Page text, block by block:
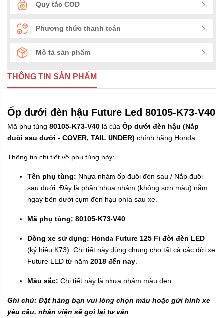
Quy tắc COD
Phương thức thanh toán
Mô tả sản phẩm
THÔNG TIN SẢN PHẨM
Ốp dưới đèn hậu Future Led 80105-K73-V40
Mã phụ tùng 80105-K73-V40 là của Ốp dưới đèn hậu (Nắp
đuôi sau dưới - COVER, TAIL UNDER) chính hãng Honda.
Thông tin chi tiết về phụ tùng này:
Tên phụ tùng: Nhựa nhám ốp đuôi đèn sau / Nắp đuôi
sau dưới. Đây là phần nhựa nhám (không sơn màu) nằm
ngay bên dưới cụm đèn hậu phía sau xe.
Mã phụ tùng: 80105-K73-V40
Dòng xe sử dụng: Honda Future 125 Fi đời đèn LED
(ký hiệu K73). Chi tiết này dùng chung cho tất cả các đời xe
Future LED từ năm 2018 đến nay
Màu sắc: Chi tiết này là nhựa nhám màu đen
Ghi chú: Đặt hàng bạn vui lòng chọn màu hoặc gửi hình xe
yêu cầu, nhân viện sẽ gọi lại tư vấn